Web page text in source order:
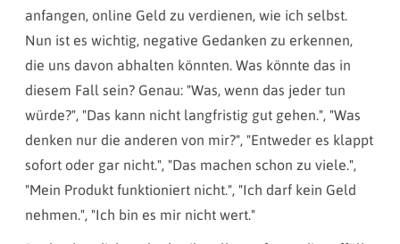
anfangen, online Geld zu verdienen, wie ich selbst.
Nun ist es wichtig, negative Gedanken zu erkennen,
die uns davon abhalten könnten. Was könnte das in
diesem Fall sein? Genau: "Was, wenn das jeder tun
würde?", "Das kann nicht langfristig gut gehen.", "Was
denken nur die anderen von mir?", "Entweder es klappt
sofort oder gar nicht.", "Das machen schon zu viele.",
"Mein Produkt funktioniert nicht.", "Ich darf kein Geld
nehmen.", "Ich bin es mir nicht wert."